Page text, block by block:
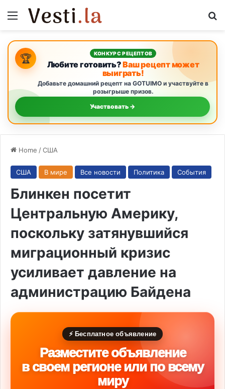
Menu
🏆 КОНКУРС РЕЦЕПТОВ
Любите готовить?Ваш рецепт может
выиграть!
Добавьте домашний рецепт на GOTUIMO и участвуйте в
розыгрыше призов.
Участвовать →
Home /США
США В мире Все новости Политика События
Блинкен посетит
Центральную Америку,
поскольку затянувшийся
миграционный кризис
усиливает давление на
администрацию Байдена
⚡ Бесплатное объявление
Разместите объявление
в своем регионе или по всему
миру